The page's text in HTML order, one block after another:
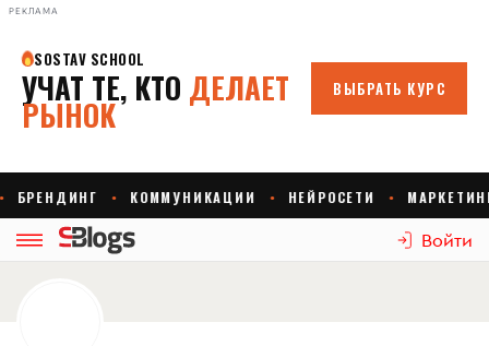
РЕКЛАМА
Войти